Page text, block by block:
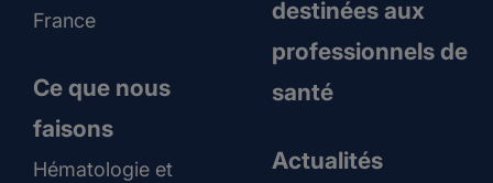
France
Ce que nous
faisons
Hématologie et
destinées aux
professionnels de
santé
Actualités